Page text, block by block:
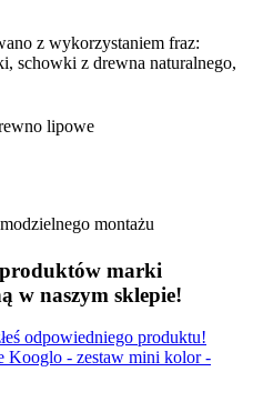
z wykorzystaniem fraz:
schowki z drewna naturalnego,
lipowe
montażu
produktów marki
w naszym sklepie!